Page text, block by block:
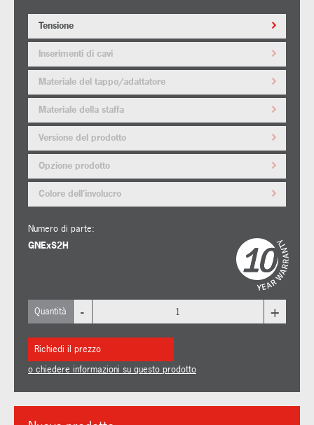
Tensione
Inserimenti di cavi
Materiale del tappo/adattatore
Materiale della staffa
Versione del prodotto
Opzione prodotto
Colore dell'involucro
Numero di parte:
GNExS2H
Quantità - +
Richiedi il prezzo
o chiedere informazioni su questo prodotto